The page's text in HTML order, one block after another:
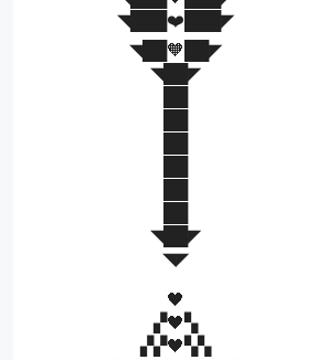
◥███❤️███◤
◥██🧡██◤
◥██◤
◥██◤
◥◤
🖤
▞🖤▚
▞▞🖤▚▚